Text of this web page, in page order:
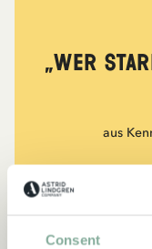
Consent
„Wer
aus
DIE